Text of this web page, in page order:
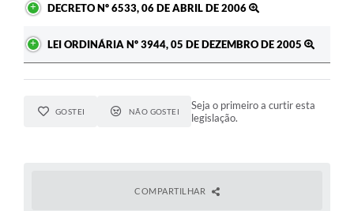
DECRETO Nº 6533, 06 DE ABRIL DE 2006
LEI ORDINÁRIA Nº 3944, 05 DE DEZEMBRO DE 2005
GOSTEI NÃO GOSTEI
Seja o primeiro a curtir esta
legislação.
COMPARTILHAR